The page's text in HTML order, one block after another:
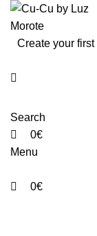
Create your first
Search
0€
Menu
0€